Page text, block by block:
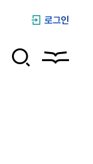
로그인